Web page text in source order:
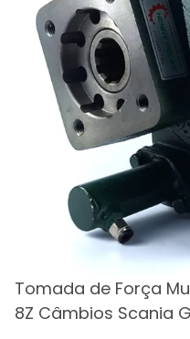
Tomada de Força
8Z Câmbios Scania